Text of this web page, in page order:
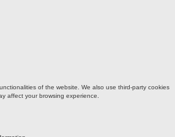
of the website. We also use third-party cookies
affect your browsing experience.